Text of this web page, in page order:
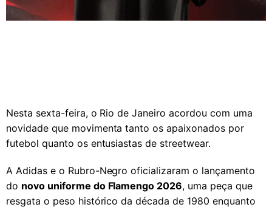
Nesta sexta-feira, o Rio de Janeiro acordou com uma
novidade que movimenta tanto os apaixonados por
futebol quanto os entusiastas de streetwear.
A Adidas e o Rubro-Negro oficializaram o lançamento
do novo uniforme do Flamengo 2026, uma peça que
resgata o peso histórico da década de 1980 enquanto